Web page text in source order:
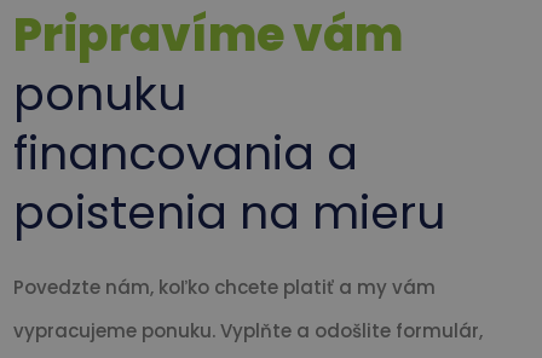
Pripravíme vám
ponuku
financovania a
poistenia na mieru
Povedzte nám, koľko chcete platiť a my vám
vypracujeme ponuku. Vyplňte a odošlite formulár,